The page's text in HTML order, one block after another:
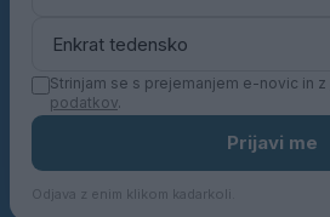
KN MEDIA d.o.o.
Strinjam se s prejemanjem e-novic in z
podatkov.
Prijavi me
Odjava z enim klikom kadarkoli.